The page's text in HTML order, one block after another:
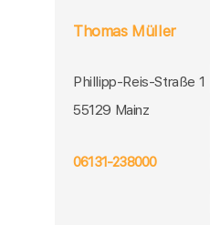
Thomas Müller
Phillipp-Reis-Straße 1
55129 Mainz
06131-238000